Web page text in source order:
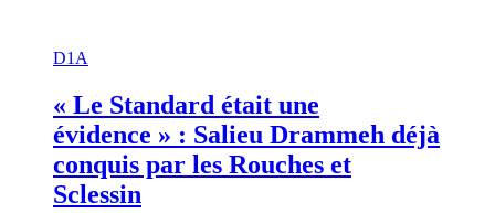
D1A
« Le Standard était une
évidence » : Salieu Drammeh déjà
conquis par les Rouches et
Sclessin